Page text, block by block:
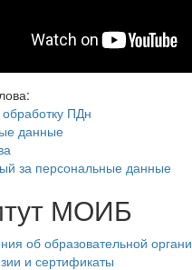
ПДн
данные
за персональные данные
МОИБ
об образовательной
и сертификаты